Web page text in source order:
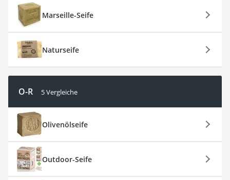
Marseille-Seife
Naturseife
O-R 5 Vergleiche
Olivenölseife
Outdoor-Seife